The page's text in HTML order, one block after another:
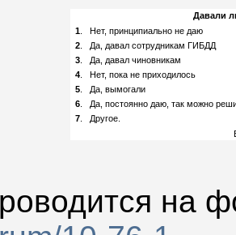
Давали
1
Нет, принципиально не даю
2
Да, давал сотрудникам ГИБДД
3
Да, давал чиновникам
4
Нет, пока не приходилось
5
Да, вымогали
6
Да, постоянно даю, так можно
7
Другое.
на